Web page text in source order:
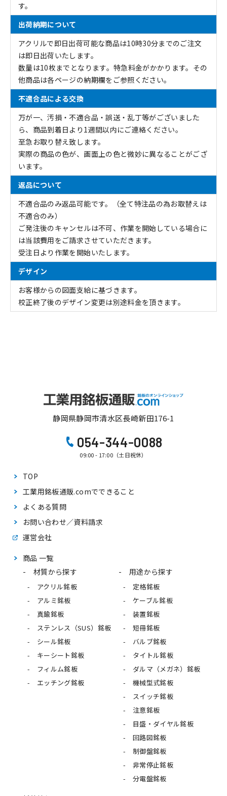
す。
出荷納期について
アクリルで即日出荷可能な商品は10時30分までのご注文
は即日出荷いたします。
数量は10枚までとなります。特急料金がかかります。その
他商品は各ページの納期欄をご参照ください。
不適合品による交換
万が一、汚損・不適合品・誤送・乱丁等がございました
ら、商品到着日より1週間以内にご連絡ください。
至急お取り替え致します。
実際の商品の色が、画面上の色と微妙に異なることがござ
います。
返品について
不適合品のみ返品可能です。（全て特注品の為お取替えは
不適合のみ）
ご発注後のキャンセルは不可、作業を開始している場合に
は当該費用をご請求させていただきます。
受注日より作業を開始いたします。
デザイン
お客様からの図面支給に基づきます。
校正終了後のデザイン変更は別途料金を頂きます。
静岡県静岡市清水区長崎新田176-1
054-344-0088
09:00 - 17:00（土日祝休）
TOP
工業用銘板通販.comでできること
よくある質問
お問い合わせ／資料請求
運営会社
商品 一覧
材質から探す
アクリル銘板
アルミ銘板
真鍮銘板
ステンレス（SUS）銘板
シール銘板
キーシート銘板
フィルム銘板
エッチング銘板
用途から探す
定格銘板
ケーブル銘板
装置銘板
短冊銘板
バルブ銘板
タイトル銘板
ダルマ（メガネ）銘板
機械型式銘板
スイッチ銘板
注意銘板
目盛・ダイヤル銘板
回路図銘板
制御盤銘板
非常停止銘板
分電盤銘板